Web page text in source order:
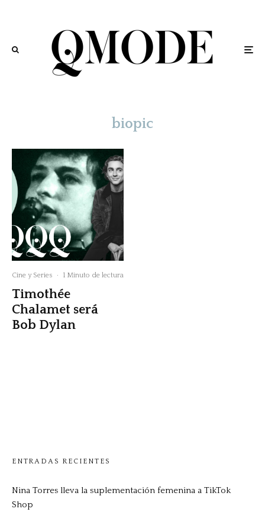
biopic
Cine y Series · 1 Minuto de lectura
Timothée
Chalamet será
Bob Dylan
ENTRADAS RECIENTES
Nina Torres lleva la suplementación femenina a TikTok
Shop